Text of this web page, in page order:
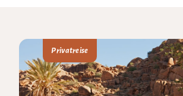
Privatreise